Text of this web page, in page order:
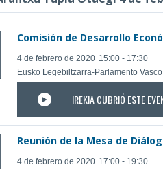
Comisión de Desarrollo
4 de febrero de 2020 15:00 - 17:30
Eusko Legebiltzarra-Parlamento
IREKIA CUBRIÓ ESTE
Reunión de la Mesa de
4 de febrero de 2020 17:00 - 19:30